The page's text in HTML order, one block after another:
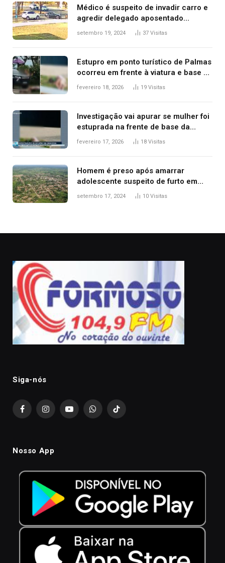
Médico é suspeito de invadir carro e
agredir delegado aposentado
durante confusão no trânsito
setembro 19, 2024 37 Visitas
Estupro em ponto turístico de Palmas
ocorreu em frente à viatura e base de
segurança; polícia investiga
fevereiro 18, 2026 19 Visitas
Investigação vai apurar se mulher foi
estuprada na frente de base da
Guarda Metropolitana de Palmas, diz
fevereiro 17, 2026 18 Visitas
Homem é preso após amarrar
adolescente suspeito de furto em
estaca de cerca e agredi-lo
setembro 17, 2024 10 Visitas
Siga-nós
FacebookInstagramYouTubeWhatsAppTikTok
Nosso App